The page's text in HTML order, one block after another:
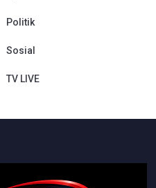
Politik
Sosial
TV LIVE